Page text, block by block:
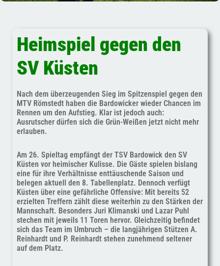
Heimspiel gegen den
SV Küsten
Nach dem überzeugenden Sieg im Spitzenspiel gegen den
MTV Römstedt haben die Bardowicker wieder Chancen im
Rennen um den Aufstieg. Klar ist jedoch auch:
Ausrutscher dürfen sich die Grün-Weißen jetzt nicht mehr
erlauben.
Am 26. Spieltag empfängt der TSV Bardowick den SV
Küsten vor heimischer Kulisse. Die Gäste spielen bislang
eine für ihre Verhältnisse enttäuschende Saison und
belegen aktuell den 8. Tabellenplatz. Dennoch verfügt
Küsten über eine gefährliche Offensive: Mit bereits 52
erzielten Treffern zählt diese weiterhin zu den Stärken der
Mannschaft. Besonders Juri Klimanski und Lazar Puhl
stechen mit jeweils 11 Toren hervor. Gleichzeitig befindet
sich das Team im Umbruch – die langjährigen Stützen A.
Reinhardt und P. Reinhardt stehen zunehmend seltener
auf dem Platz.